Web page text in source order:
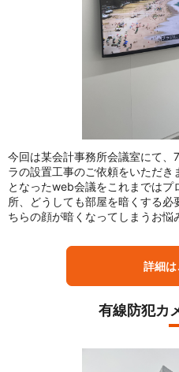
今回は某会計事務所会議室にて
ラの設置工事のご依頼をいただ
となったweb会議をこれまではプ
所、どうしても部屋を暗くする必
ちらの顔が暗くなってしまうお悩
詳細は
有線防犯カ